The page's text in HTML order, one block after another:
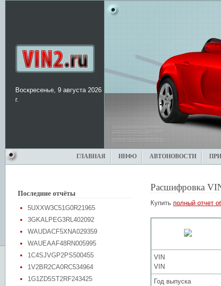
Воскресенье, 9 августа 2026
г.
ГЛАВНАЯ ИНФО АВТОНОВОСТИ
Последние отчёты
5UXXW3C51G0R21965
3GKALPEG3RL402092
WAUDACF5XNA029359
WAUEAAF48RN005995
1C4SJVGP2PS500455
1V2BR2CA0RC534964
1G1ZD5ST2RF243425
Расшифровка
Купить полный отчет
VIN
VIN
Год выпуска